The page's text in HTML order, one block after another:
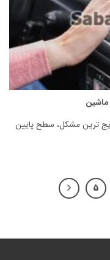
ماشین
ترین مشکل، سطح پایین
5